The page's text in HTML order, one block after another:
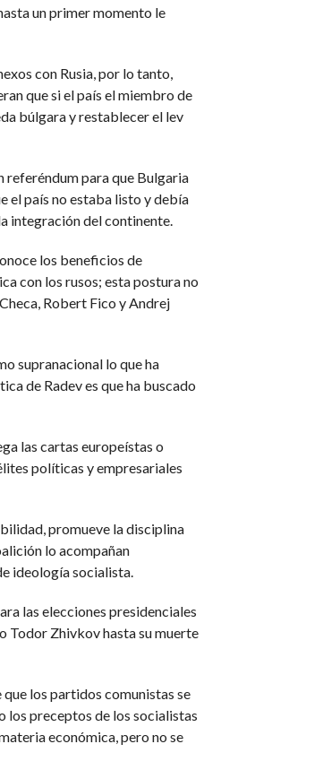
un primer momento le
con Rusia, por lo tanto,
que si el país el miembro de
búlgara y restablecer el lev
referéndum para que Bulgaria
el país no estaba listo y debía
integración del continente.
los beneficios de
con los rusos; esta postura no
Robert Fico y Andrej
supranacional lo que ha
de Radev es que ha buscado
las cartas europeístas o
políticas y empresariales
promueve la disciplina
lo acompañan
ideología socialista.
las elecciones presidenciales
Todor Zhivkov hasta su muerte
los partidos comunistas se
los preceptos de los socialistas
económica, pero no se